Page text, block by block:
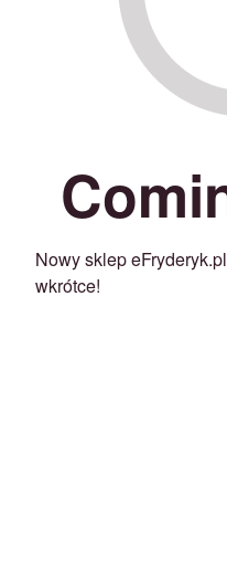
Nowy sklep
wkrótce!